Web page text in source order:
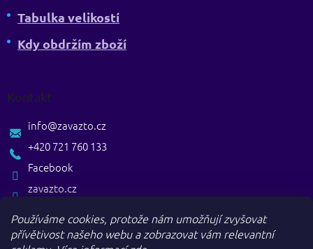
Používáme cookies, protože nám umožňují zvyšovat
přívětivost našeho webu a zobrazovat vám relevantní
Tabulka velikostí
Kdy obdržím zboží
Kontakt
zavazto.cz
info@zavazto.cz
+420 721 760 133
Facebook